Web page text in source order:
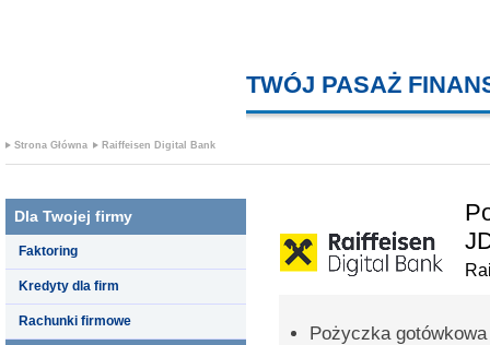
TWÓJ PASAŻ
Strona Główna Raiffeisen Digital Bank
Dla Twojej firmy
Faktoring
Kredyty dla firm
Rachunki firmowe
Pożyczka